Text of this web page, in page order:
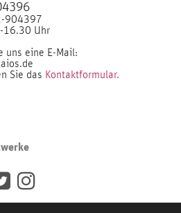
904397
16.30 Uhr
uns eine E-Mail:
Sie das Kontaktformular.